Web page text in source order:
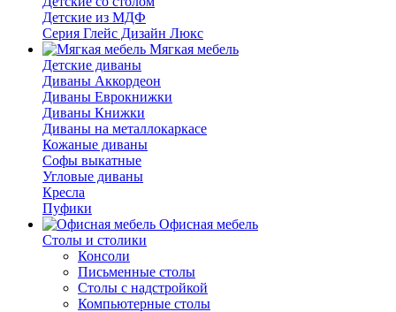
Детские из МДФ
Серия Глейс Дизайн Люкс
Мягкая мебель
Детские диваны
Диваны Аккордеон
Диваны Еврокнижки
Диваны Книжки
Диваны на металлокаркасе
Кожаные диваны
Софы выкатные
Угловые диваны
Кресла
Пуфики
Офисная мебель
Столы и столики
Консоли
Письменные столы
Столы с надстройкой
Компьютерные столы